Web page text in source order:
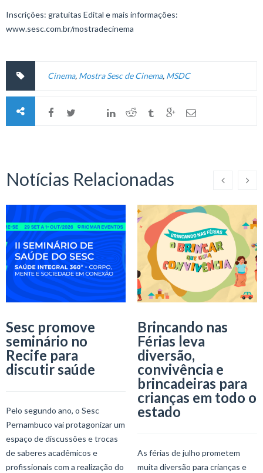
Inscrições: gratuitas Edital e mais informações:
www.sesc.com.br/mostradecinema
Cinema, Mostra Sesc de Cinema, MSDC
Notícias Relacionadas
Sesc promove
seminário no
Recife para
discutir saúde
Pelo segundo ano, o Sesc
Pernambuco vai protagonizar um
espaço de discussões e trocas
de saberes acadêmicos e
profissionais com a realização do
Brincando nas
Férias leva
diversão,
convivência e
brincadeiras para
crianças em todo o
estado
As férias de julho prometem
muita diversão para crianças e